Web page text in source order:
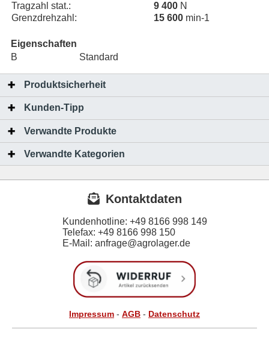
Tragzahl stat.:
9 400 N
Grenzdrehzahl:
15 600 min-1
Eigenschaften
B
Standard
Produktsicherheit
Kunden-Tipp
Verwandte Produkte
Verwandte Kategorien
Kontaktdaten
Kundenhotline: +49 8166 998 149
Telefax: +49 8166 998 150
E-Mail: anfrage@agrolager.de
Impressum - AGB - Datenschutz